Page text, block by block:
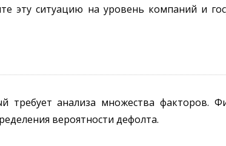
эту ситуацию на уровень компаний и
анализа множества факторов.
вероятности дефолта.